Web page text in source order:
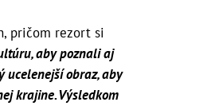
pričom rezort si
aby poznali aj
ucelenejší obraz, aby
krajine. Výsledkom